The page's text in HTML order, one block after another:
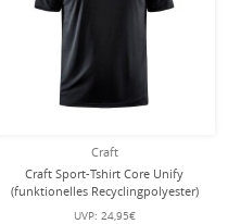
Craft
Craft Sport-Tshirt Core Unify
(funktionelles Recyclingpolyester)
schwarz Herren
UVP: 24,95€